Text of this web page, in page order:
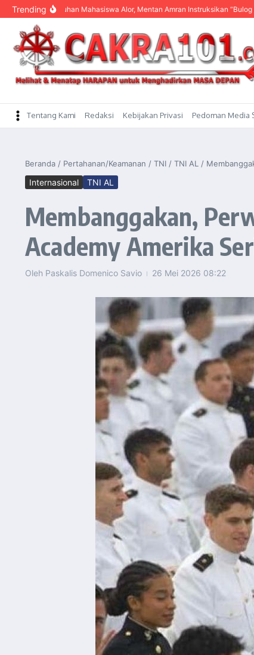
content
Trending
Keluhan Mahasiswa Alor, Mentan Amran Instruksikan “Bulog Kirim
Tentang Kami Redaksi Kebijakan Privasi Pedoman Media
Beranda / Pertahanan/Keamanan / TNI / TNI AL /
Internasional TNI AL
Membanggakan,
Academy Amerika
Oleh Paskalis Domenico Savio 26 Mei 2026 08:22